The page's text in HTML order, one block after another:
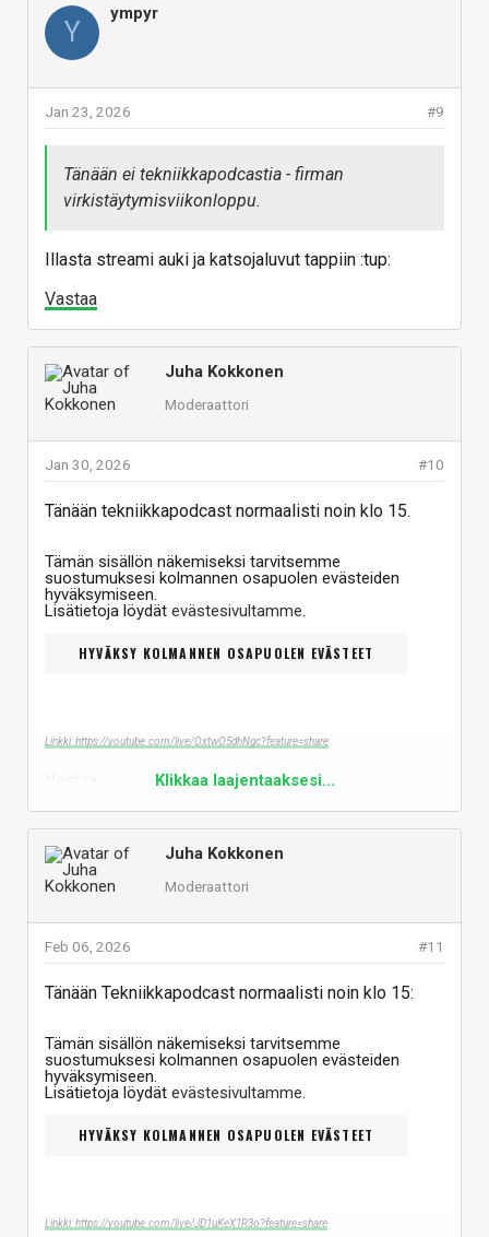
Y
ympyr
#9
Jan 23, 2026
Tänään ei tekniikkapodcastia - firman
virkistäytymisviikonloppu.
Illasta streami auki ja katsojaluvut tappiin :tup:
Vastaa
Juha Kokkonen
Moderaattori
#10
Jan 30, 2026
Tänään tekniikkapodcast normaalisti noin klo 15.
Tämän sisällön näkemiseksi tarvitsemme
suostumuksesi kolmannen osapuolen evästeiden
hyväksymiseen.
Lisätietoja löydät evästesivultamme
HYVÄKSY KOLMANNEN OSAPUOLEN EVÄSTEET
Linkki: https://youtube.com/live/OxtwO5dhNgc?feature=share
Klikkaa laajentaaksesi...
Juha Kokkonen
Moderaattori
#11
Feb 06, 2026
Tänään Tekniikkapodcast normaalisti noin klo 15:
Tämän sisällön näkemiseksi tarvitsemme
suostumuksesi kolmannen osapuolen evästeiden
hyväksymiseen.
Lisätietoja löydät evästesivultamme
HYVÄKSY KOLMANNEN OSAPUOLEN EVÄSTEET
Linkki: https://youtube.com/live/JD1uKeX1R3o?feature=share